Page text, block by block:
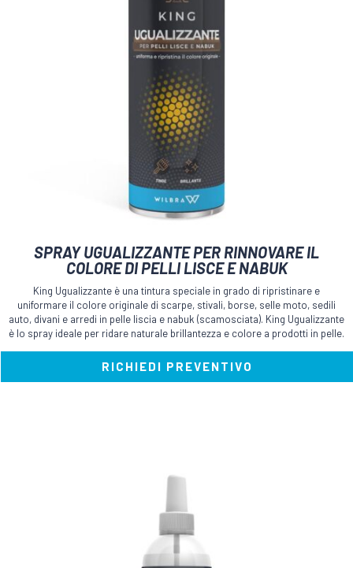
SPRAY UGUALIZZANTE PER RINNOVARE IL
COLORE DI PELLI LISCE E NABUK
King Ugualizzante è una tintura speciale in grado di ripristinare e
uniformare il colore originale di scarpe, stivali, borse, selle moto, sedili
auto, divani e arredi in pelle liscia e nabuk (scamosciata). King Ugualizzante
è lo spray ideale per ridare naturale brillantezza e colore a prodotti in pelle.
RICHIEDI PREVENTIVO